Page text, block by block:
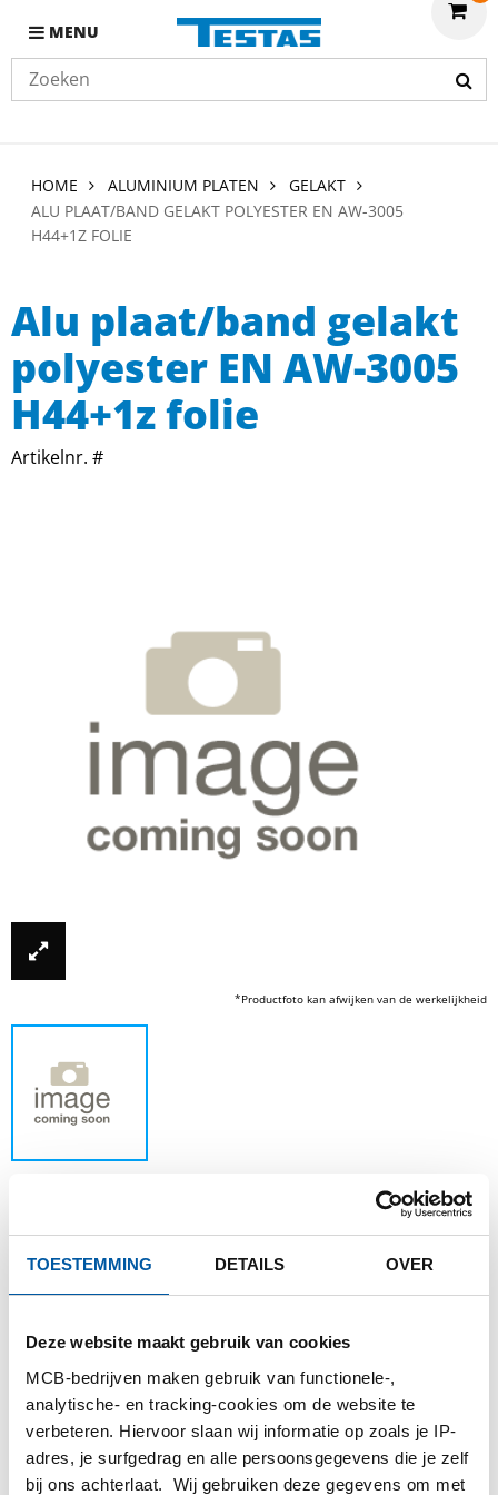
TOESTEMMING DETAILS OVER
Deze website maakt gebruik van cookies
MCB-bedrijven maken gebruik van functionele-,
analytische- en tracking-cookies om de website te
verbeteren. Hiervoor slaan wij informatie op zoals je IP-
adres, je surfgedrag en alle persoonsgegevens die je zelf
bij ons achterlaat. Wij gebruiken deze gegevens om met
MENU
HOME ALUMINIUM PLATEN
GELAKT
ALU PLAAT/BAND GELAKT POLYESTER EN AW-3005
H44+1Z FOLIE
Alu plaat/band gelakt
polyester EN AW-3005
H44+1z folie
Artikelnr. #
*Productfoto kan afwijken van de werkelijkheid
Dit product kan niet online besteld worden,
voor meer informatie kunt u afdeling Verkoop
Bestel met uw eigen artikelnummers
Calculeren met actuele Testas-prijzen
Volg uw order via Track&Trace